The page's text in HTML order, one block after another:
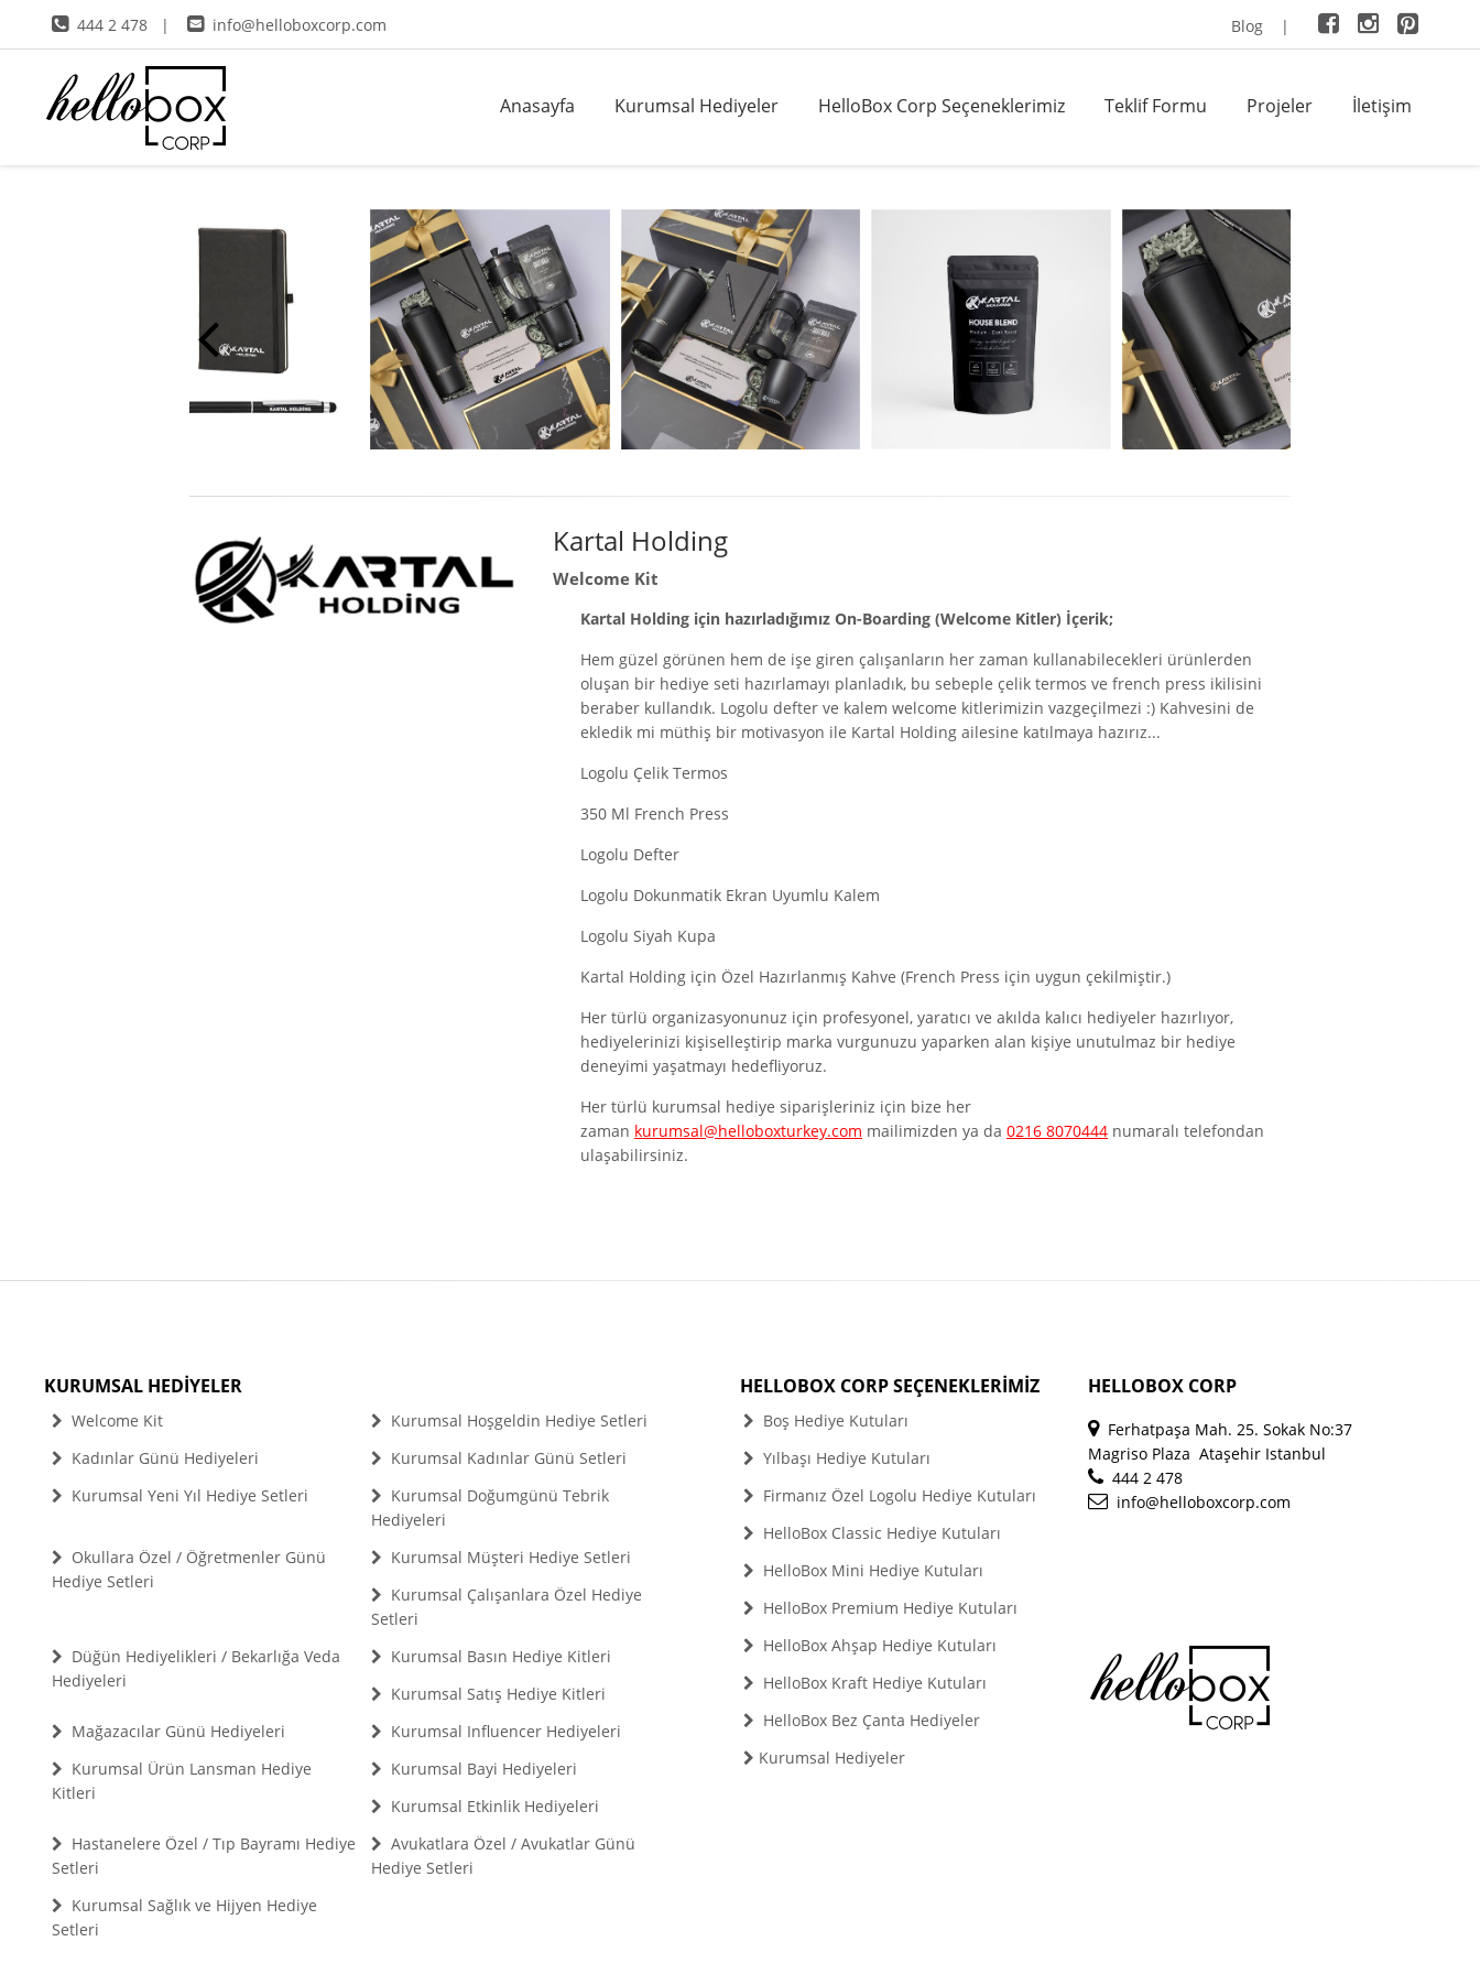
444 2 478| info@helloboxcorp.com Blog |
Anasayfa Kurumsal Hediyeler HelloBox Corp Seçeneklerimiz Teklif Formu Projeler İletişim
Kartal Holding
Welcome Kit
Kartal Holding için hazırladığımız On-Boarding (Welcome Kitler) İçerik;
Hem güzel görünen hem de işe giren çalışanların her zaman kullanabilecekleri ürünlerden
oluşan bir hediye seti hazırlamayı planladık, bu sebeple çelik termos ve french press ikilisini
beraber kullandık. Logolu defter ve kalem welcome kitlerimizin vazgeçilmezi :) Kahvesini de
ekledik mi müthiş bir motivasyon ile Kartal Holding ailesine katılmaya hazırız...
Logolu Çelik Termos
350 Ml French Press
Logolu Defter
Logolu Dokunmatik Ekran Uyumlu Kalem
Logolu Siyah Kupa
Kartal Holding için Özel Hazırlanmış Kahve (French Press için uygun çekilmiştir.)
Her türlü organizasyonunuz için profesyonel, yaratıcı ve akılda kalıcı hediyeler hazırlıyor,
hediyelerinizi kişiselleştirip marka vurgunuzu yaparken alan kişiye unutulmaz bir hediye
deneyimi yaşatmayı hedefliyoruz.
Her türlü kurumsal hediye siparişleriniz için bize her
zaman kurumsal@helloboxturkey.com mailimizden ya da 0216 8070444 numaralı telefondan
ulaşabilirsiniz.
KURUMSAL HEDİYELER
Welcome Kit
Kurumsal Hoşgeldin Hediye Setleri
Kadınlar Günü Hediyeleri
Kurumsal Kadınlar Günü Setleri
Kurumsal Yeni Yıl Hediye Setleri
Kurumsal Doğumgünü Tebrik
Hediyeleri
Okullara Özel / Öğretmenler Günü
Hediye Setleri
Kurumsal Müşteri Hediye Setleri
Kurumsal Çalışanlara Özel Hediye
Setleri
Düğün Hediyelikleri / Bekarlığa Veda
Hediyeleri
Kurumsal Basın Hediye Kitleri
Kurumsal Satış Hediye Kitleri
Mağazacılar Günü Hediyeleri
Kurumsal Influencer Hediyeleri
Kurumsal Ürün Lansman Hediye
Kitleri
Kurumsal Bayi Hediyeleri
Kurumsal Etkinlik Hediyeleri
Hastanelere Özel / Tıp Bayramı Hediye
Setleri
Avukatlara Özel / Avukatlar Günü
Hediye Setleri
Kurumsal Sağlık ve Hijyen Hediye
Setleri
HELLOBOX CORP SEÇENEKLERİMİZ
Boş Hediye Kutuları
Yılbaşı Hediye Kutuları
Firmanız Özel Logolu Hediye Kutuları
HelloBox Classic Hediye Kutuları
HelloBox Mini Hediye Kutuları
HelloBox Premium Hediye Kutuları
HelloBox Ahşap Hediye Kutuları
HelloBox Kraft Hediye Kutuları
HelloBox Bez Çanta Hediyeler
Kurumsal Hediyeler
HELLOBOX CORP
Ferhatpaşa Mah. 25. Sokak No:37
Magriso Plaza Ataşehir Istanbul
444 2 478
info@helloboxcorp.com